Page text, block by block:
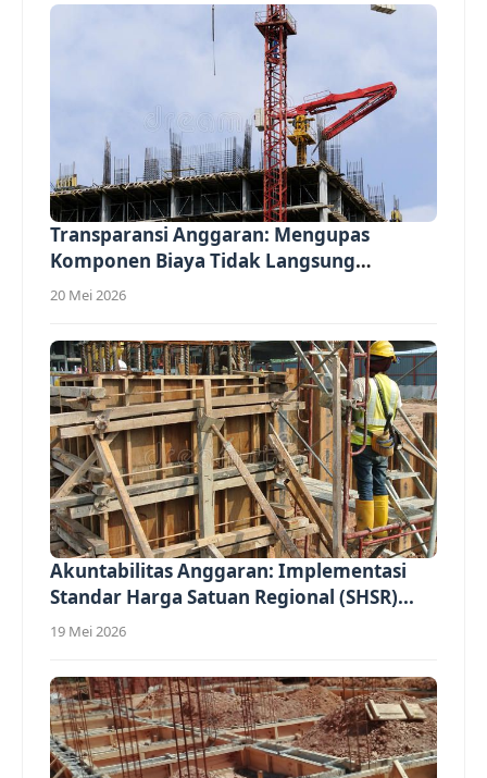
Transparansi Anggaran: Mengupas
Komponen Biaya Tidak Langsung
(Overhead)...
20 Mei 2026
Akuntabilitas Anggaran: Implementasi
Standar Harga Satuan Regional (SHSR)...
19 Mei 2026